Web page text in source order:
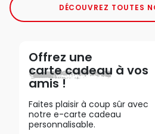
DÉCOUVREZ TOUTES
Offrez une
carte cadeau à vos
amis !
Faites plaisir à coup sûr avec
notre e-carte cadeau
personnalisable.